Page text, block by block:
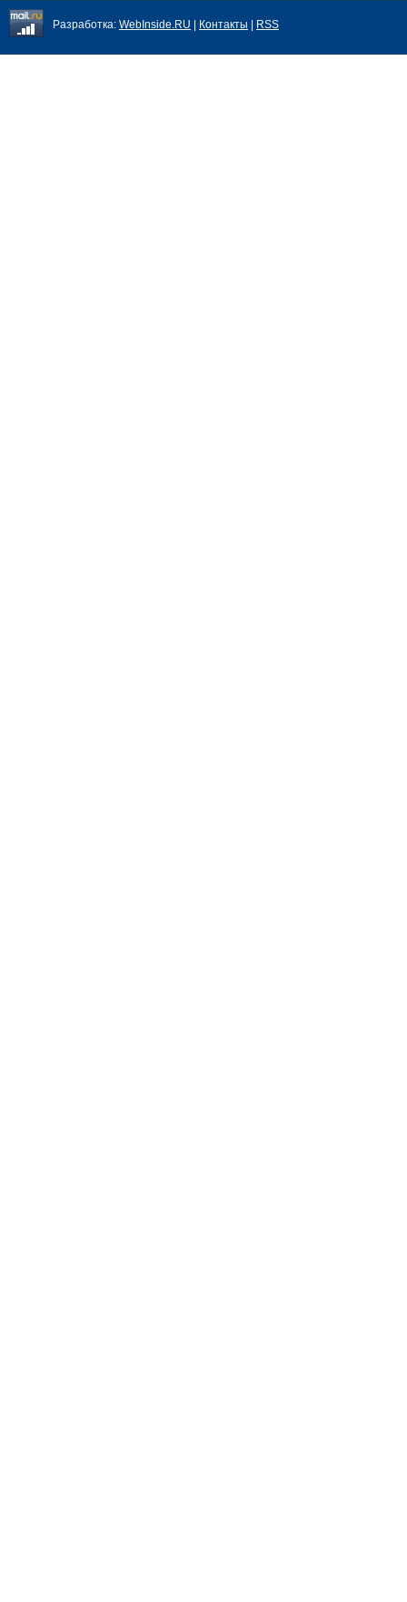
Разработка: WebInside.RU Контакты RSS